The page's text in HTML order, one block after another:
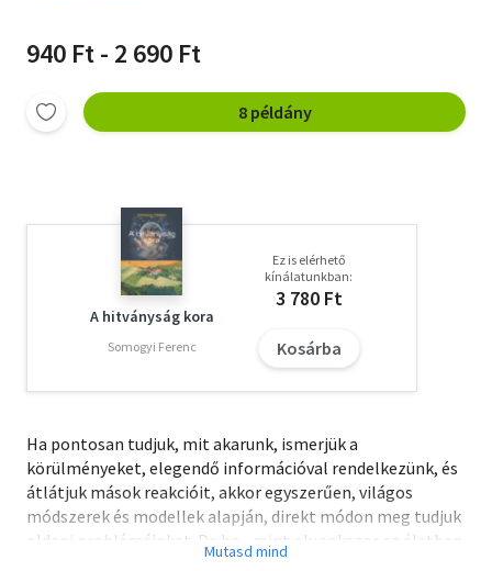
940 Ft - 2 690 Ft
8 példány
A hitványság kora
Somogyi Ferenc
Ez is elérhető
kínálatunkban:
3 780 Ft
Kosárba
Ha pontosan tudjuk, mit akarunk, ismerjük a
körülményeket, elegendő információval rendelkezünk, és
átlátjuk mások reakcióit, akkor egyszerűen, világos
módszerek és modellek alapján, direkt módon meg tudjuk
oldani problémáinkat. De ha - mint oly sokszor az életben